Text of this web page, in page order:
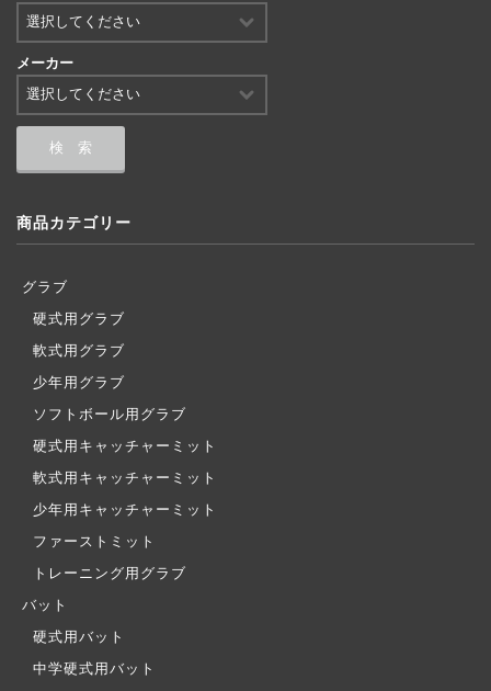
メーカー
商品カテゴリー
グラブ
硬式用グラブ
軟式用グラブ
少年用グラブ
ソフトボール用グラブ
硬式用キャッチャーミット
軟式用キャッチャーミット
少年用キャッチャーミット
ファーストミット
トレーニング用グラブ
バット
硬式用バット
中学硬式用バット